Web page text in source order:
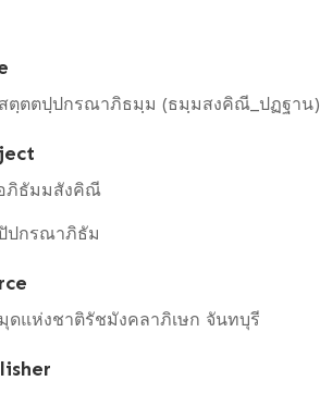
ตฺตตปฺปกรณาภิธมฺม (ธมฺมสงคิณี_ปฏฐาน)
ภิธัมมสังคิณี
ปกรณาภิธัม
ดแห่งชาติรัชมังคลาภิเษก จันทบุรี